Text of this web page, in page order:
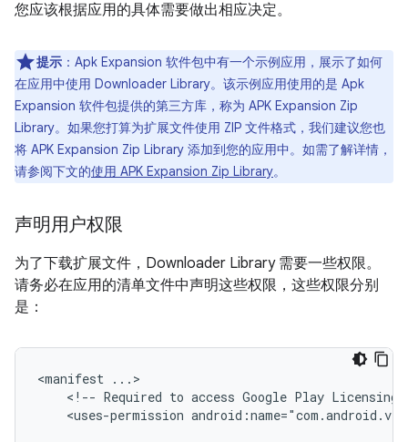
您应该根据应用的具体需要做出相应决定。
提示 ：Apk Expansion 软件包中有一个示例应用，展示了如何
在应用中使用 Downloader Library。该示例应用使用的是 Apk
Expansion 软件包提供的第三方库，称为 APK Expansion Zip
Library。如果您打算为扩展文件使用 ZIP 文件格式，我们建议您也
将 APK Expansion Zip Library 添加到您的应用中。如需了解详情，
请参阅下文的使用 APK Expansion Zip Library。
声明用户权限
为了下载扩展文件，Downloader Library 需要一些权限。
请务必在应用的清单文件中声明这些权限，这些权限分别
是：
<manifest
<!-- Required to access Google Play Licensing
<uses-permission